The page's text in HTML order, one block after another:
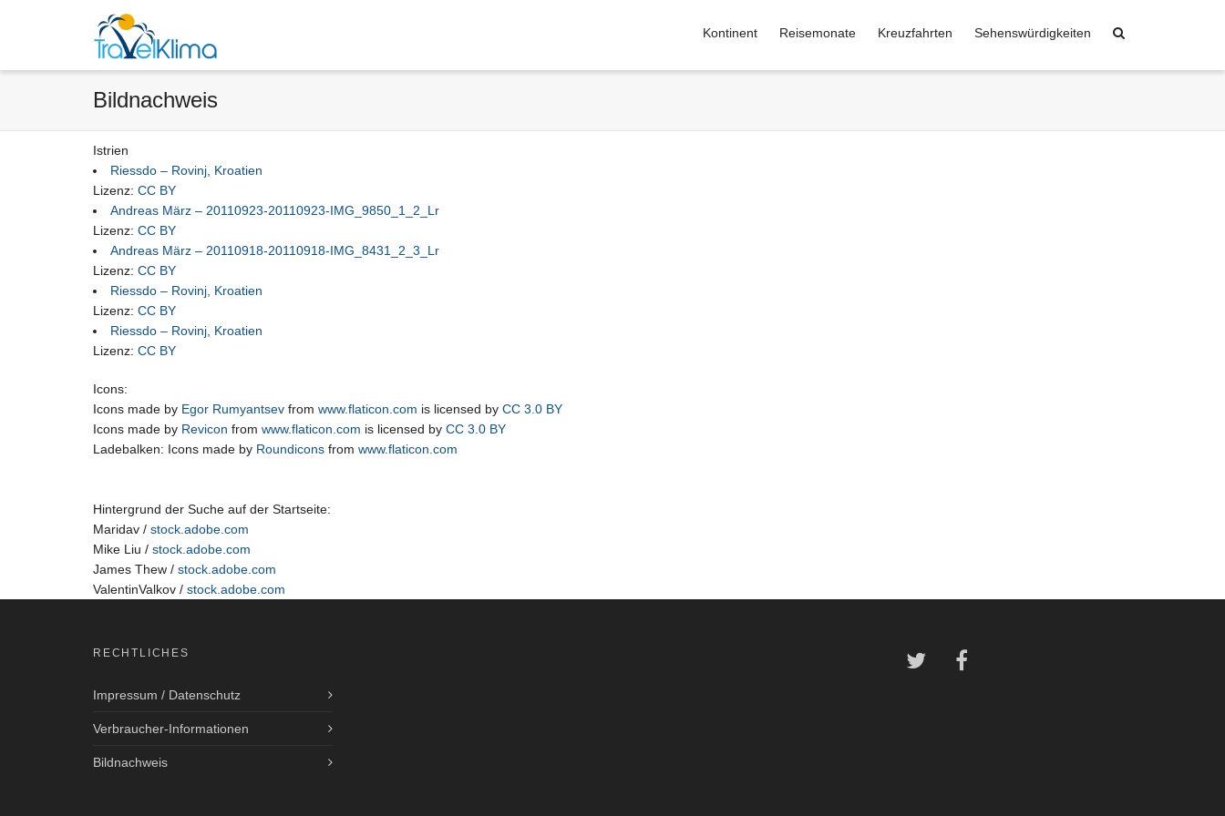
Kontinent Reisemonate Kreuzfahrten Sehenswürdigkeiten
Bildnachweis
Istrien
Riessdo – Rovinj, Kroatien
Lizenz: CC BY
Andreas März – 20110923-20110923-IMG_9850_1_2_Lr
Lizenz: CC BY
Andreas März – 20110918-20110918-IMG_8431_2_3_Lr
Lizenz: CC BY
Riessdo – Rovinj, Kroatien
Lizenz: CC BY
Riessdo – Rovinj, Kroatien
Lizenz: CC BY
Icons:
Icons made by Egor Rumyantsev from www.flaticon.com is licensed by CC 3.0 BY
Icons made by Revicon from www.flaticon.com is licensed by CC 3.0 BY
Ladebalken: Icons made by Roundicons from www.flaticon.com
Hintergrund der Suche auf der Startseite:
Maridav / stock.adobe.com
Mike Liu / stock.adobe.com
James Thew / stock.adobe.com
ValentinValkov / stock.adobe.com
RECHTLICHES
Impressum / Datenschutz
Verbraucher-Informationen
Bildnachweis